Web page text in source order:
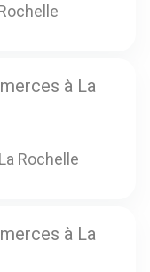
à La
Rochelle
à La